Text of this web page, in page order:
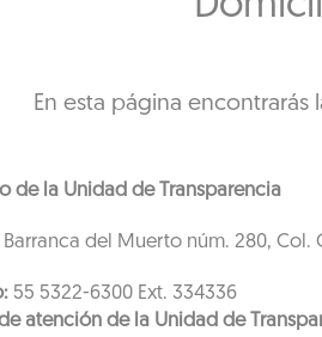
En esta página
de la Unidad de Transparencia
del Muerto núm. 280, Col.
55 5322-6300 Ext. 334336
atención de la Unidad de